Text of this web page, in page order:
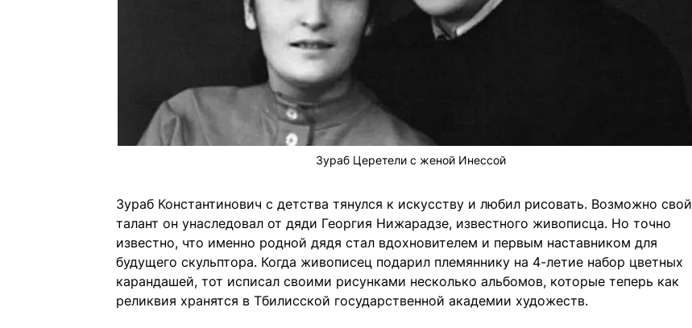
Зураб Церетели с женой Инессой
Зураб Константинович с детства тянулся к искусству и любил рисовать. Возможно свой
талант он унаследовал от дяди Георгия Нижарадзе, известного живописца. Но точно
известно, что именно родной дядя стал вдохновителем и первым наставником для
будущего скульптора. Когда живописец подарил племяннику на 4-летие набор цветных
карандашей, тот исписал своими рисунками несколько альбомов, которые теперь как
реликвия хранятся в Тбилисской государственной академии художеств.